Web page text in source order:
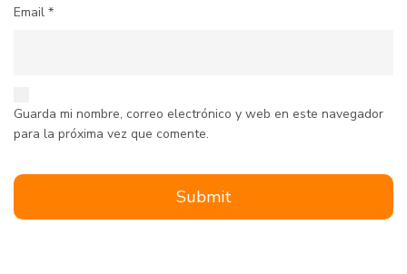
Email *
Guarda mi nombre, correo electrónico y web en este navegador
para la próxima vez que comente.